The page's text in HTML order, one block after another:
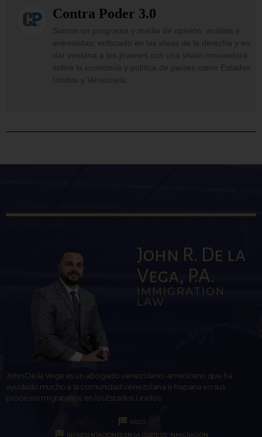
Contra Poder 3.0
Somos un programa y medio de opinión, análisis y
entrevistas, enfocado en las ideas de la derecha y en
dar ventana a los jóvenes con una visión innovadora
sobre la economía y política de países como Estados
Unidos y Venezuela.
John R. De la
Vega, P.A.
IMMIGRATION
LAW
John De la Vega es un abogado venezolano-americano que ha
ayudado mucho a la comunidad venezolana e hispana en sus
procesos migratorios en los Estados Unidos.
ASILO
REPRESENTACIONES EN LA CORTE DE INMIGRACIÓN